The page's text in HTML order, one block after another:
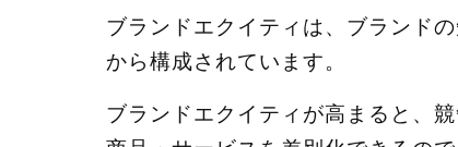
ブランドエクイティは、ブランド
から構成されています。
ブランドエクイティが高まると、